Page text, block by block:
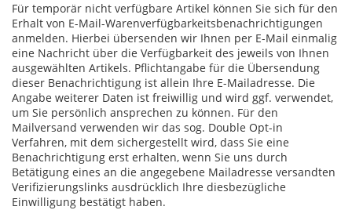
Für temporär nicht verfügbare Artikel können Sie sich für den
Erhalt von E-Mail-Warenverfügbarkeitsbenachrichtigungen
anmelden. Hierbei übersenden wir Ihnen per E-Mail einmalig
eine Nachricht über die Verfügbarkeit des jeweils von Ihnen
ausgewählten Artikels. Pflichtangabe für die Übersendung
dieser Benachrichtigung ist allein Ihre E-Mailadresse. Die
Angabe weiterer Daten ist freiwillig und wird ggf. verwendet,
um Sie persönlich ansprechen zu können. Für den
Mailversand verwenden wir das sog. Double Opt-in
Verfahren, mit dem sichergestellt wird, dass Sie eine
Benachrichtigung erst erhalten, wenn Sie uns durch
Betätigung eines an die angegebene Mailadresse versandten
Verifizierungslinks ausdrücklich Ihre diesbezügliche
Einwilligung bestätigt haben.